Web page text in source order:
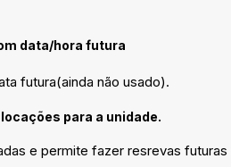
data/hora futura
futura(ainda não usado).
para a unidade.
e permite fazer resrevas futuras